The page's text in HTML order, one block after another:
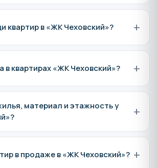
квартир в «ЖК Чеховский»? +
в квартирах «ЖК Чеховский»? +
материал и этажность у
+
в продаже в «ЖК Чеховский»? +